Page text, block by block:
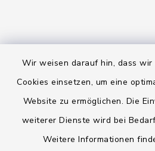
Wir weisen darauf hin, dass
Cookies einsetzen, um eine
Website zu ermöglichen. Die
weiterer Dienste wird bei
Weitere Informationen
Kontakt